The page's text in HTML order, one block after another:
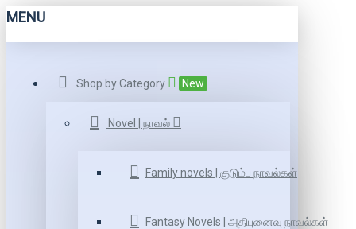
MENU
Shop by Category New
Novel | நாவல்
Family novels | குடும்ப நாவல்கள்
Fantasy Novels | அதிபுனைவு நாவல்கள்